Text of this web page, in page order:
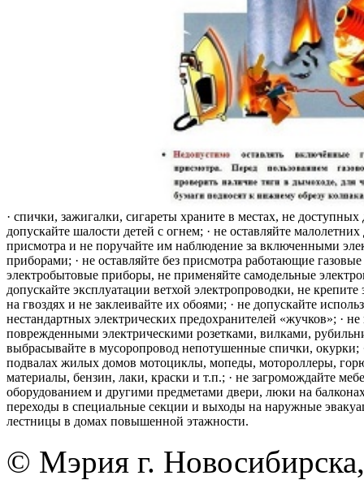
· спички, зажигалки, сигареты храните в местах, не доступных
допускайте шалости детей с огнем; · не оставляйте малолетних
присмотра и не поручайте им наблюдение за включенными
приборами; · не оставляйте без присмотра работающие
электробытовые приборы, не применяйте самодельные
допускайте эксплуатации ветхой электропроводки, не крепите
на гвоздях и не заклеивайте их обоями; · не допускайте
нестандартных электрических предохранителей «жучков»; · не
поврежденными электрическими розетками, вилками,
выбрасывайте в мусоропровод непотушенные спички, окурки;
подвалах жилых домов мотоциклы, мопеды, мотороллеры,
материалы, бензин, лаки, краски и т.п.; · не загромождайте
оборудованием и другими предметами двери, люки на
переходы в специальные секции и выходы на наружные
лестницы в домах повышенной этажности.
© Мэрия г.